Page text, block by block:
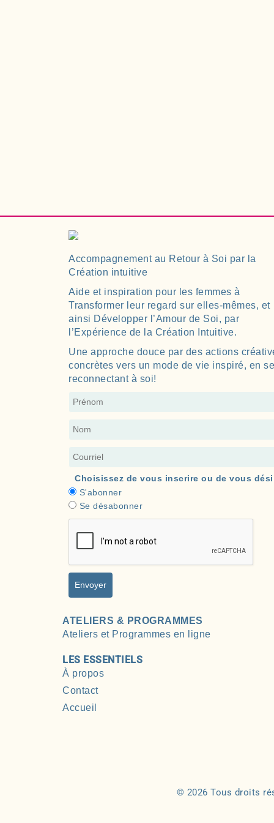
Accompagnement au Retour à Soi par la
Création intuitive
Aide et inspiration pour les femmes à
Transformer leur regard sur elles-mêmes, et
ainsi Développer l’Amour de Soi, par
l’Expérience de la Création Intuitive.
Une approche douce par des actions
concrètes vers un mode de vie inspiré, en se
reconnectant à soi!
Choisissez de vous inscrire ou de vous
S'abonner
Se désabonner
Envoyer
ATELIERS & PROGRAMMES
Ateliers et Programmes en ligne
LES ESSENTIELS
À propos
Contact
Accueil
© 2026 Tous droits